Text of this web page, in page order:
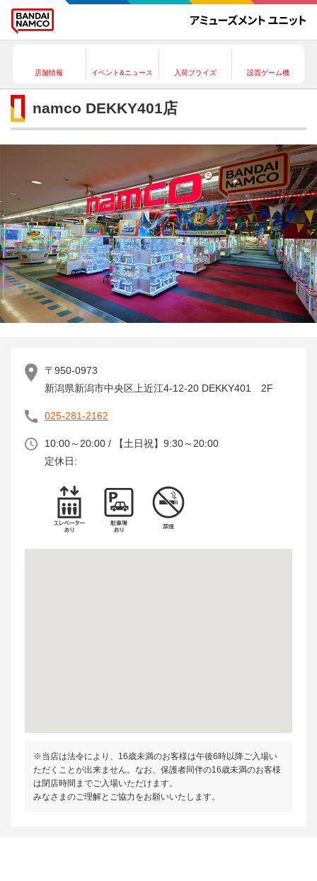
店舗情報 イベント&ニュース 入荷プライズ 設置ゲーム機
namco DEKKY401店
〒950-0973
新潟県新潟市中央区上近江4-12-20 DEKKY401 2F
025-281-2162
10:00～20:00 / 【土日祝】9:30～20:00
定休日:
※当店は法令により、16歳未満のお客様は午後6時以降ご入場い
ただくことが出来ません。なお、保護者同伴の16歳未満のお客様
は閉店時間までご入場いただけます。
みなさまのご理解とご協力をお願いいたします。